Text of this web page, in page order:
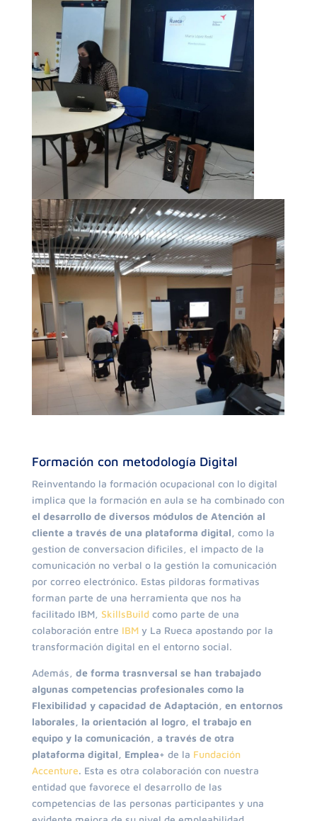
Formación con metodología Digital
Reinventando la formación ocupacional con lo digital
implica que la formación en aula se ha combinado con
el desarrollo de diversos módulos de Atención al
cliente a través de una plataforma digital, como la
gestion de conversacion dificiles, el impacto de la
comunicación no verbal o la gestión la comunicación
por correo electrónico. Estas pildoras formativas
forman parte de una herramienta que nos ha
facilitado IBM, SkillsBuildcomo parte de una
colaboración entre IBMy La Rueca apostando por la
transformación digital en el entorno social.
Además, de forma trasnversal se han trabajado
algunas competencias profesionales como la
Flexibilidad y capacidad de Adaptación, en entornos
laborales, la orientación al logro, el trabajo en
equipo y la comunicación, a través de otra
plataforma digital, Emplea+ de la Fundación
Accenture. Esta es otra colaboración con nuestra
entidad que favorece el desarrollo de las
competencias de las personas participantes y una